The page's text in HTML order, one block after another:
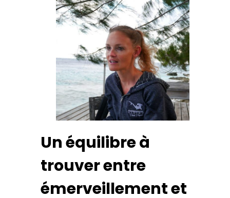
Un équilibre à
trouver entre
émerveillement et